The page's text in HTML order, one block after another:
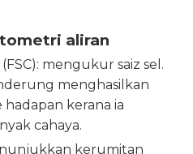
aliran
mengukur saiz sel.
menghasilkan
hadapan kerana ia
cahaya.
kerumitan